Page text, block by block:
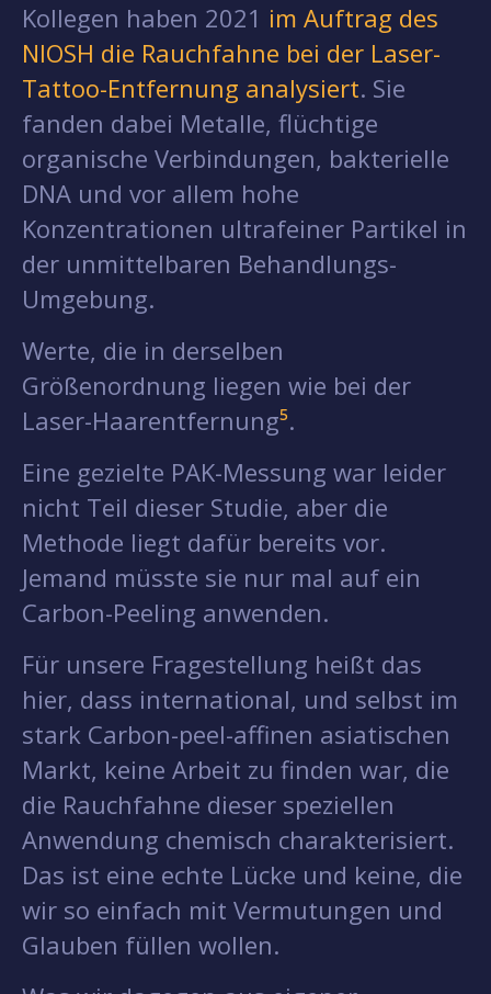
Kollegen haben 2021 im Auftrag des
NIOSH die Rauchfahne bei der Laser-
Tattoo-Entfernung analysiert. Sie
fanden dabei Metalle, flüchtige
organische Verbindungen, bakterielle
DNA und vor allem hohe
Konzentrationen ultrafeiner Partikel in
der unmittelbaren Behandlungs-
Umgebung.
Werte, die in derselben
Größenordnung liegen wie bei der
Laser-Haarentfernung⁵.
Eine gezielte PAK-Messung war leider
nicht Teil dieser Studie, aber die
Methode liegt dafür bereits vor.
Jemand müsste sie nur mal auf ein
Carbon-Peeling anwenden.
Für unsere Fragestellung heißt das
hier, dass international, und selbst im
stark Carbon-peel-affinen asiatischen
Markt, keine Arbeit zu finden war, die
die Rauchfahne dieser speziellen
Anwendung chemisch charakterisiert.
Das ist eine echte Lücke und keine, die
wir so einfach mit Vermutungen und
Glauben füllen wollen.